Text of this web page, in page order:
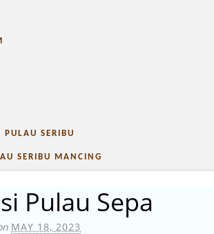
PULAU SERIBU
SERIBU MANCING
Pulau Sepa
MAY 18, 2023